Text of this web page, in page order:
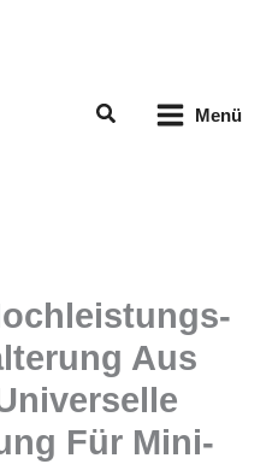
Suchen Menü
Aus
Für Mini-